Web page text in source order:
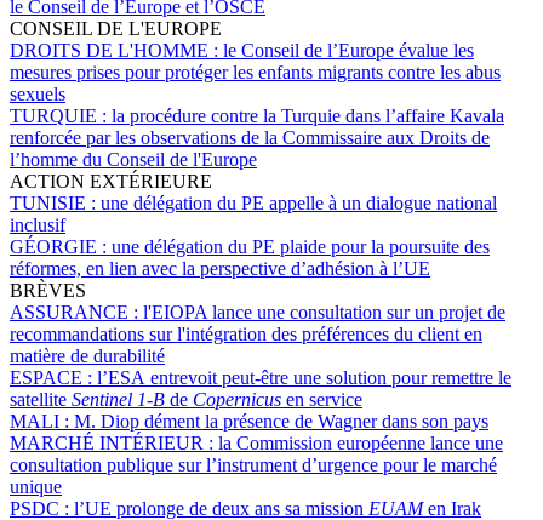
le Conseil de l’Europe et l’OSCE
CONSEIL DE L'EUROPE
DROITS DE L'HOMME : le Conseil de l’Europe évalue les
mesures prises pour protéger les enfants migrants contre les abus
sexuels
TURQUIE : la procédure contre la Turquie dans l’affaire Kavala
renforcée par les observations de la Commissaire aux Droits de
l’homme du Conseil de l'Europe
ACTION EXTÉRIEURE
TUNISIE : une délégation du PE appelle à un dialogue national
inclusif
GÉORGIE : une délégation du PE plaide pour la poursuite des
réformes, en lien avec la perspective d’adhésion à l’UE
BRÈVES
ASSURANCE : l'EIOPA lance une consultation sur un projet de
recommandations sur l'intégration des préférences du client en
matière de durabilité
ESPACE : l’ESA entrevoit peut-être une solution pour remettre le
satellite Sentinel 1-B de Copernicus en service
MALI : M. Diop dément la présence de Wagner dans son pays
MARCHÉ INTÉRIEUR : la Commission européenne lance une
consultation publique sur l’instrument d’urgence pour le marché
unique
PSDC : l’UE prolonge de deux ans sa mission EUAMen Irak